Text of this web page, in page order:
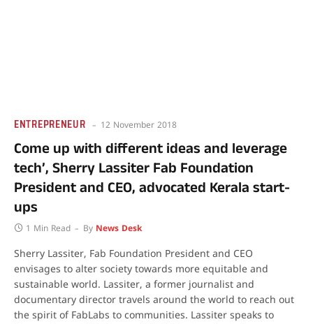
ENTREPRENEUR 12 November 2018
Come up with different ideas and leverage
tech’, Sherry Lassiter Fab Foundation
President and CEO, advocated Kerala start-
ups
1 Min Read By News Desk
Sherry Lassiter, Fab Foundation President and CEO
envisages to alter society towards more equitable and
sustainable world. Lassiter, a former journalist and
documentary director travels around the world to reach out
the spirit of FabLabs to communities. Lassiter speaks to